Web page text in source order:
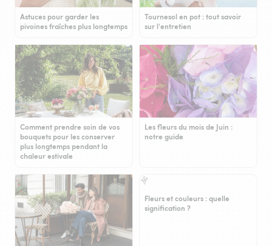
Astuces pour garder les
pivoines fraîches plus longtemps
Tournesol en pot : tout savoir
sur l'entretien
Comment prendre soin de vos
bouquets pour les conserver
plus longtemps pendant la
chaleur estivale
Les fleurs du mois de Juin :
notre guide
Fleurs et couleurs : quelle
signification ?